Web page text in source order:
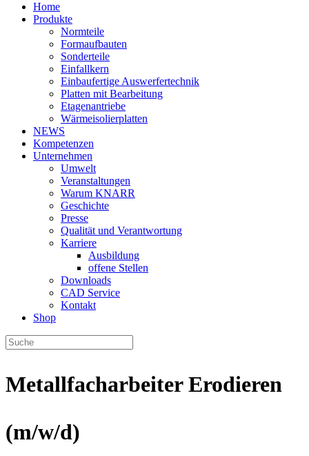
Home
Produkte
Normteile
Formaufbauten
Sonderteile
Einfallkern
Einbaufertige Auswerfertechnik
Platten mit Bearbeitung
Etagenantriebe
Wärmeisolierplatten
NEWS
Kompetenzen
Unternehmen
Umwelt
Veranstaltungen
Warum KNARR
Geschichte
Presse
Qualität und Verantwortung
Karriere
Ausbildung
offene Stellen
Downloads
CAD Service
Kontakt
Shop
Metallfacharbeiter Erodieren
(m/w/d)